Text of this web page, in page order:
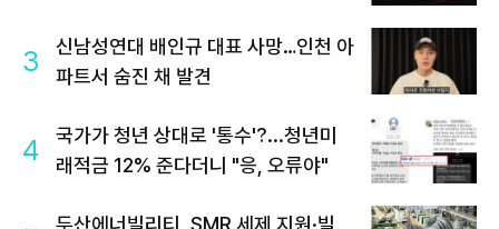
3
신남성연대 배인규 대표 사망…인천 아
파트서 숨진 채 발견
4
국가가 청년 상대로 '통수'?...청년미
래적금 12% 준다더니 "응, 오류야"
두산에너빌리티, SMR 세제 지원·빌